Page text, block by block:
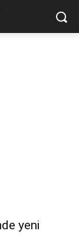
yeni